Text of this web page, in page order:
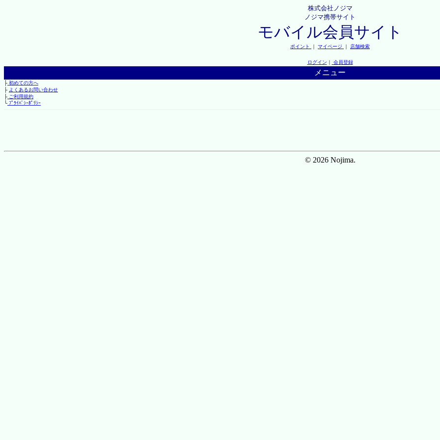
株式会社ノジマ
ノジマ携帯サイト
モバイル会員サイト
ポイント ｜ マイページ ｜ 店舗検索
ログイン ｜ 会員登録
メニュー
├初めての方へ
├ よくあるお問い合わせ
├ご利用規約
└ﾌﾟﾗｲﾊﾞｼｰﾎﾟﾘｼｰ
© 2026 Nojima.